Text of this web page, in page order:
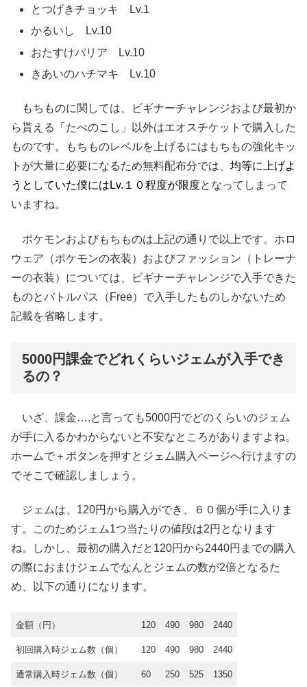
とつげきチョッキ Lv.1
かるいし Lv.10
おたすけバリア Lv.10
きあいのハチマキ Lv.10
もちものに関しては、ビギナーチャレンジおよび最初か
ら貰える「たべのこし」以外はエオスチケットで購入した
ものです。もちものレベルを上げるにはもちもの強化キッ
トが大量に必要になるため無料配布分では、 均等に上げよ
うとしていた僕にはLv.１０程度が限度となってしまって
いますね。
ポケモンおよびもちものは上記の通りで以上です。ホロ
ウェア（ポケモンの衣装）およびファッション（トレーナ
ーの衣装）については、ビギナーチャレンジで入手できた
ものとバトルパス（Free）で入手したものしかないため
記載を省略します。
5000円課金でどれくらいジェムが入手でき
るの？
いざ、課金….と言っても5000円でどのくらいのジェム
が手に入るかわからないと不安なところがありますよね。
ホームで＋ボタンを押すとジェム購入ページへ行けますの
でそこで確認しましょう。
ジェムは、120円から購入ができ、６０個が手に入りま
す。このためジェム1つ当たりの値段は2円となります
ね。しかし、最初の購入だと120円から2440円までの購入
の際におまけジェムでなんとジェムの数が2倍となるた
め、以下の通りになります。
金額（円） 120 490 980 2440
初回購入時ジェム数（個） 120 490 980 2440
通常購入時ジェム数（個） 60 250 525 1350